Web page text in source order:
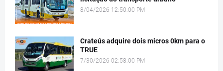
8/04/2026 12:50:00 PM
Crateús adquire dois micros 0km para o
TRUE
7/30/2026 02:58:00 PM